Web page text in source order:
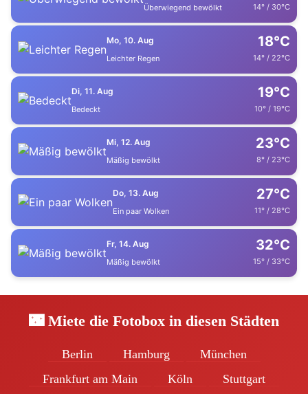
Überwiegend bewölkt 14° / 30°C
Mo, 10. Aug
Leichter Regen
18°C
14° / 22°C
Di, 11. Aug
Bedeckt
19°C
10° / 19°C
Mi, 12. Aug
Mäßig bewölkt
23°C
8° / 23°C
Do, 13. Aug
Ein paar Wolken
27°C
11° / 28°C
Fr, 14. Aug
Mäßig bewölkt
32°C
15° / 33°C
🌃 Miete die Fotobox in diesen Städten
Berlin Hamburg
München
Frankfurt am Main
Köln Stuttgart